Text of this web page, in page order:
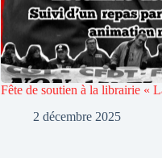
Fête de soutien à la librairie «
2 décembre 2025